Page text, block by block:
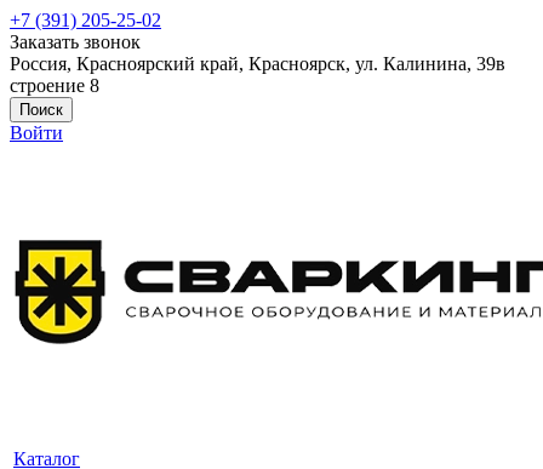
+7 (391) 205-25-02
Заказать звонок
Россия, Красноярский край, Красноярск, ул. Калинина, 39в
строение 8
Поиск
Войти
Каталог